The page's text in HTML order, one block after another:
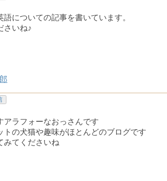
についての記事を書いています。
さいね♪
アラフォーなおっさんです
の犬猫や趣味がほとんどのブログです
みてくださいね